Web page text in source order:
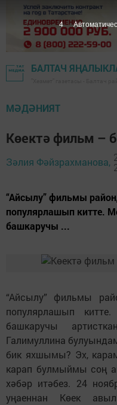
БАЛТАЧ
МӘДӘНИЯТ
Көектә фильм –
Зәлия Фәйзрахманова,
“Айсылу” фильмы
популярлашып китте.
башкаручы ...
“Айсылу” фильмы
популярлашып
башкаручы
Галимуллина
бик яхшымы? Эх,
карап булмыймы соң
хәбәр итәбез. 24
уңаеннан Көек
3